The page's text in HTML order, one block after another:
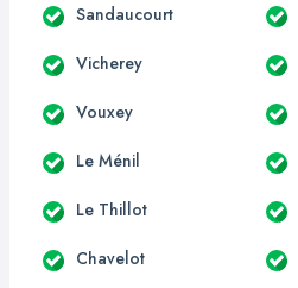
Sandaucourt
Vicherey
Vouxey
Le Ménil
Le Thillot
Chavelot